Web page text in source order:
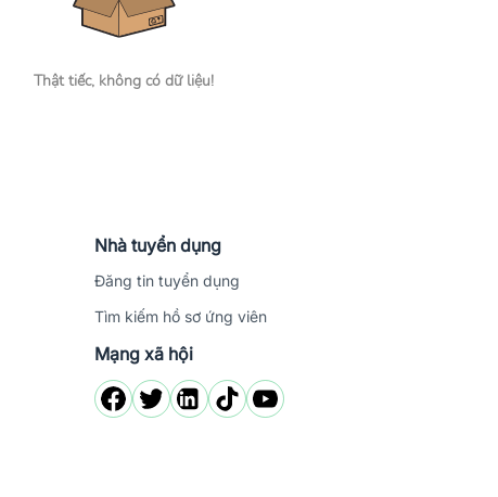
Thật tiếc, không có dữ liệu!
Nhà tuyển dụng
Đăng tin tuyển dụng
Tìm kiếm hồ sơ ứng viên
Mạng xã hội